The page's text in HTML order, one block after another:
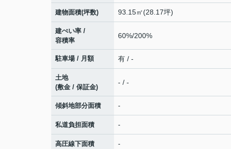
建物面積(坪数) 93.15㎡(28.17坪)
建ぺい率 /
容積率
60%/200%
駐車場 / 月額 有 / -
土地
(敷金 / 保証金)
- / -
傾斜地部分面積 -
私道負担面積 -
高圧線下面積 -